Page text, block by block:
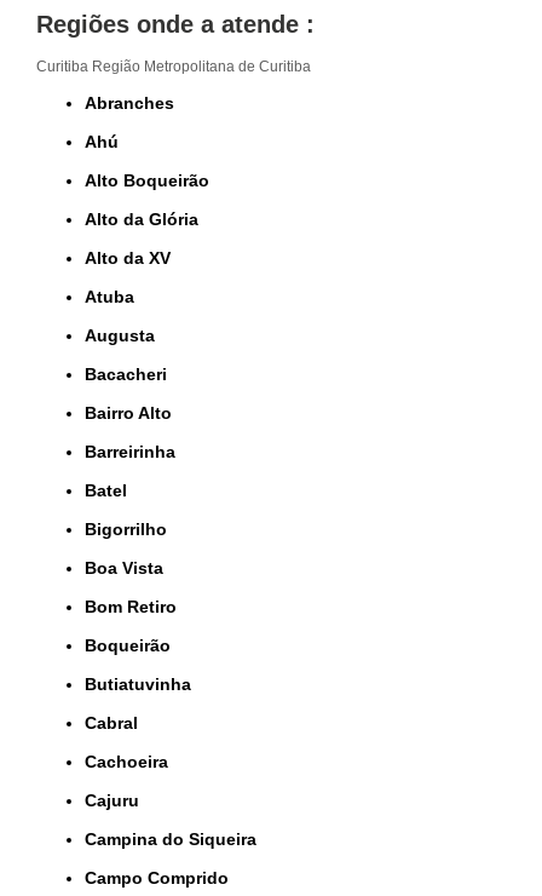
Regiões onde a atende :
Curitiba Região Metropolitana de Curitiba
Abranches
Ahú
Alto Boqueirão
Alto da Glória
Alto da XV
Atuba
Augusta
Bacacheri
Bairro Alto
Barreirinha
Batel
Bigorrilho
Boa Vista
Bom Retiro
Boqueirão
Butiatuvinha
Cabral
Cachoeira
Cajuru
Campina do Siqueira
Campo Comprido